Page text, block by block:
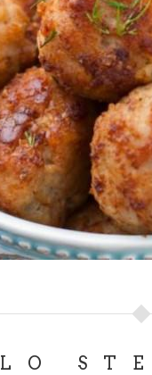
lombardi non
Eccone uno
bresciano: il
servito in
con la